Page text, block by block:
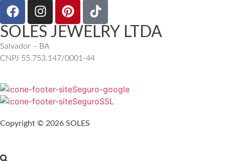
SOLES JEWELRY LTDA
Salvador – BA
CNPJ 55.753.147/0001-44
Copyright © 2026 SOLES